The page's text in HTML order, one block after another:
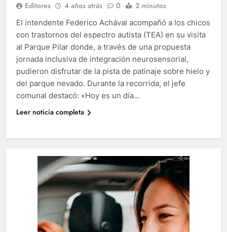
Editores 4 años atrás 0 2 minutos
El intendente Federico Achával acompañó a los chicos
con trastornos del espectro autista (TEA) en su visita
al Parque Pilar donde, a través de una propuesta
jornada inclusiva de integración neurosensorial,
pudieron disfrutar de la pista de patinaje sobre hielo y
del parque nevado. Durante la recorrida, el jefe
comunal destacó: «Hoy es un día…
Leer noticia completa